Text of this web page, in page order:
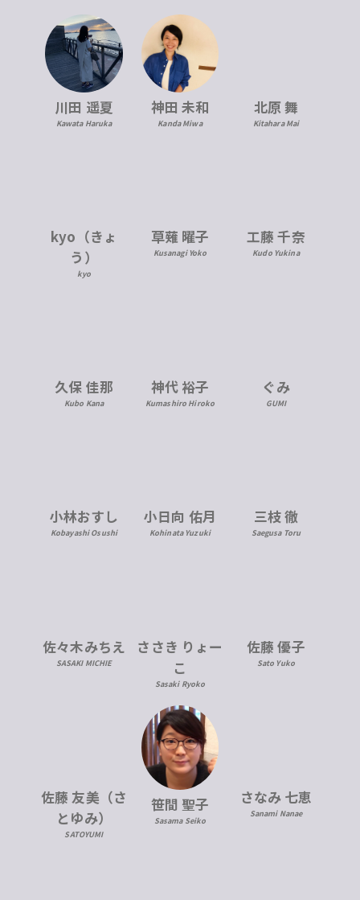
川田 遥夏
Kawata Haruka
神田 未和
Kanda Miwa
北原 舞
Kitahara Mai
kyo（きょ
う）
kyo
草薙 曜子
Kusanagi Yoko
工藤 千奈
Kudo Yukina
久保 佳那
Kubo Kana
神代 裕子
Kumashiro Hiroko
ぐみ
GUMI
小林おすし
Kobayashi Osushi
小日向 佑月
Kohinata Yuzuki
三枝 徹
Saegusa Toru
佐々木みちえ
SASAKI MICHIE
ささき りょー
こ
Sasaki Ryoko
佐藤 優子
Sato Yuko
佐藤 友美（さ
とゆみ）
SATOYUMI
笹間 聖子
Sasama Seiko
さなみ 七恵
Sanami Nanae